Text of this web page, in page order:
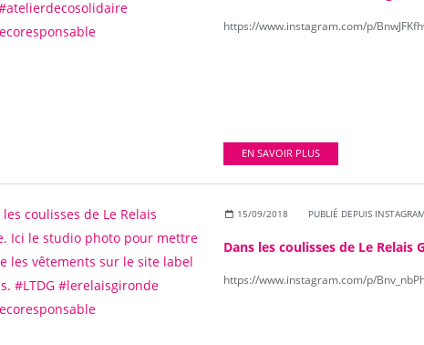
https://www.instagram.com/p/
EN SAVOIR PLUS
15/09/2018 PUBLIÉ DEPUIS INSTAGRAM
https://www.instagram.com/p/